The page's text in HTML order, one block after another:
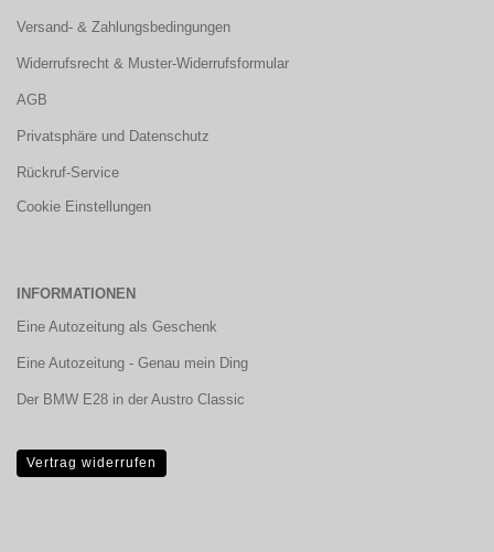
Versand- & Zahlungsbedingungen
Widerrufsrecht & Muster-Widerrufsformular
AGB
Privatsphäre und Datenschutz
Rückruf-Service
Cookie Einstellungen
INFORMATIONEN
Eine Autozeitung als Geschenk
Eine Autozeitung - Genau mein Ding
Der BMW E28 in der Austro Classic
Vertrag widerrufen